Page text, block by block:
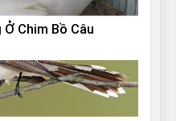
Chim Bồ Câu